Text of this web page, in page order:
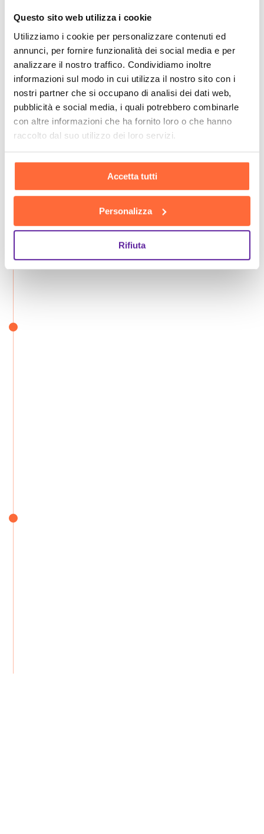
Questo sito web utilizza i cookie
Utilizziamo i cookie per personalizzare contenuti ed
annunci, per fornire funzionalità dei social media e per
analizzare il nostro traffico. Condividiamo inoltre
informazioni sul modo in cui utilizza il nostro sito con i
nostri partner che si occupano di analisi dei dati web,
pubblicità e social media, i quali potrebbero combinarle
con altre informazioni che ha fornito loro o che hanno
raccolto dal suo utilizzo dei loro servizi.
Accetta tutti
Personalizza
Rifiuta